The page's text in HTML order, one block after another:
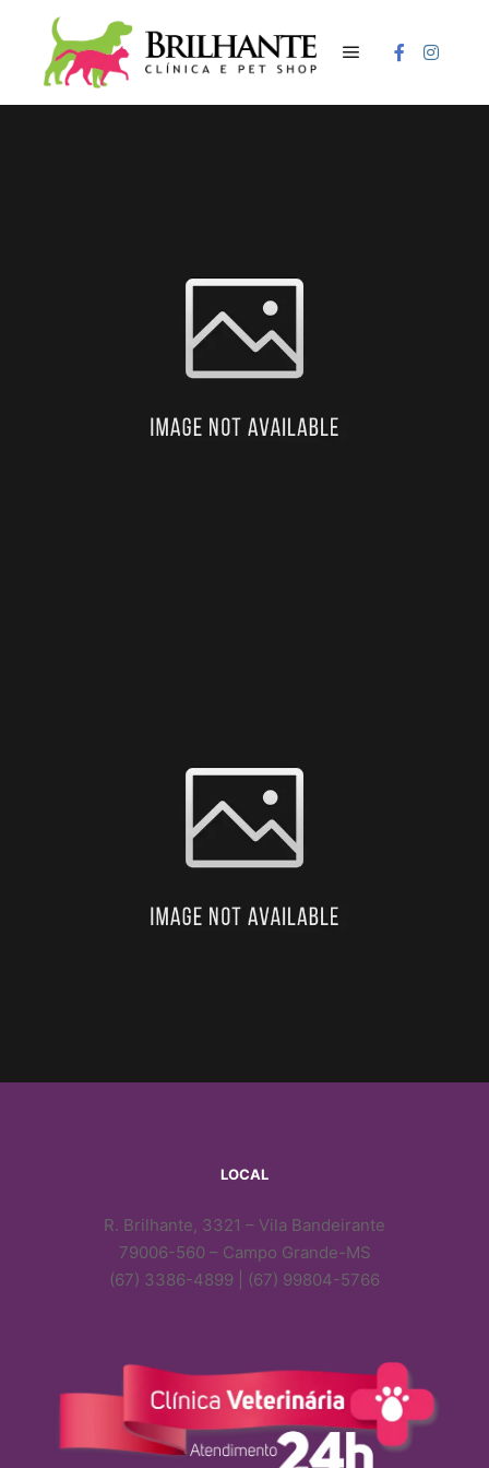
LOCAL
R. Brilhante, 3321 – Vila Bandeirante
79006-560 – Campo Grande-MS
(67) 3386-4899 | (67) 99804-5766